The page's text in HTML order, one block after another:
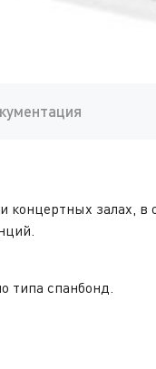
концертных залах,
типа спанбонд.